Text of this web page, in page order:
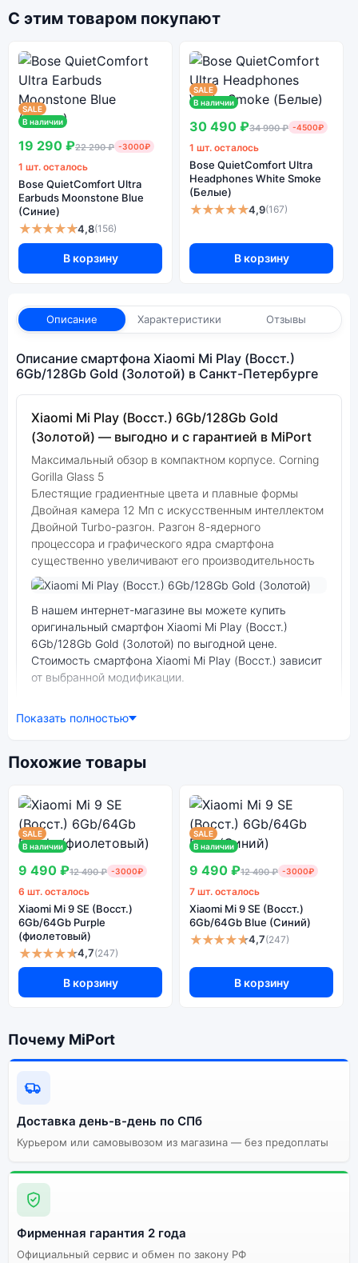
С этим товаром покупают
SALE
В наличии
19 290 ₽22 290 ₽ -3000₽
1 шт. осталось
Bose QuietComfort Ultra
Earbuds Moonstone Blue
(Синие)
★★★★★4,8(156)
В корзину
SALE
В наличии
30 490 ₽34 990 ₽ -4500₽
1 шт. осталось
Bose QuietComfort Ultra
Headphones White Smoke
(Белые)
★★★★★4,9(167)
В корзину
Описание Характеристики Отзывы
Описание смартфона Xiaomi Mi Play (Восст.)
6Gb/128Gb Gold (Золотой) в Санкт-Петербурге
Xiaomi Mi Play (Восст.) 6Gb/128Gb Gold
(Золотой) — выгодно и с гарантией в MiPort
Максимальный обзор в компактном корпусе. Corning
Gorilla Glass 5
Блестящие градиентные цвета и плавные формы
Двойная камера 12 Мп с искусственным интеллектом
Двойной Turbo-разгон. Разгон 8-ядерного
процессора и графического ядра смартфона
существенно увеличивают его производительность
В нашем интернет-магазине вы можете купить
оригинальный смартфон Xiaomi Mi Play (Восст.)
6Gb/128Gb Gold (Золотой) по выгодной цене.
Стоимость смартфона Xiaomi Mi Play (Восст.) зависит
от выбранной модификации.
(Золотой) — удачное сочетание цены,
разных конфигурациях и цветах — выбирайте под
Ознакомиться с детальными характеристиками
Xiaomi Mi Play (Восст.) 6Gb/128Gb Gold (Золотой)
можно ниже, в разделе «Характеристики». Если
выбранной конфигурации нет в наличии — оформите
заказ на сайте, и мы привезём её в кратчайшие
сроки. Доступна экспресс-доставка по Санкт-
Петербургу и самовывоз.
Почему стоит купить смартфон
Энергоемкий
Огромный выбор
Высокое качество
Стоимость смартфона
(Золотой)
Показать полностью
Похожие товары
SALE
В наличии
9 490 ₽12 490 ₽ -3000₽
6 шт. осталось
Xiaomi Mi 9 SE (Восст.)
6Gb/64Gb Purple
(фиолетовый)
★★★★★4,7(247)
В корзину
SALE
В наличии
9 490 ₽12 490 ₽ -3000₽
7 шт. осталось
Xiaomi Mi 9 SE (Восст.)
6Gb/64Gb Blue (Синий)
★★★★★4,7(247)
В корзину
Почему MiPort
Доставка день-в-день по СПб
Курьером или самовывозом из магазина — без предоплаты
Фирменная гарантия 2 года
Официальный сервис и обмен по закону РФ